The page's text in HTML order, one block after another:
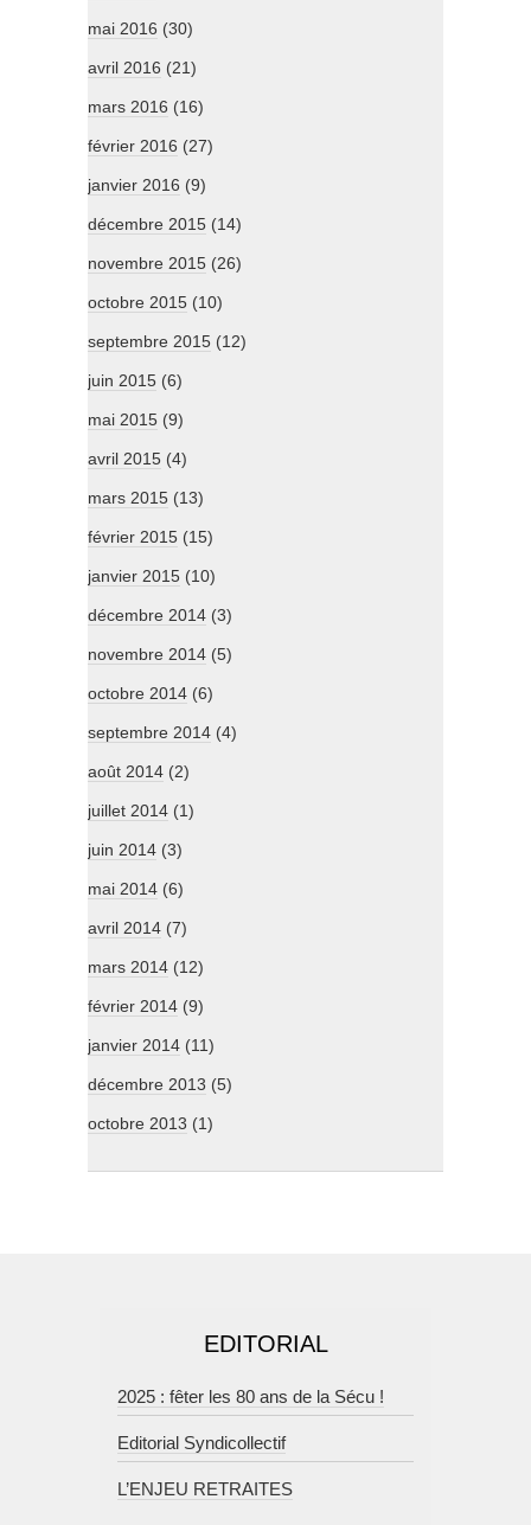
mai 2016 (30)
avril 2016 (21)
mars 2016 (16)
février 2016 (27)
janvier 2016 (9)
décembre 2015 (14)
novembre 2015 (26)
octobre 2015 (10)
septembre 2015 (12)
juin 2015 (6)
mai 2015 (9)
avril 2015 (4)
mars 2015 (13)
février 2015 (15)
janvier 2015 (10)
décembre 2014 (3)
novembre 2014 (5)
octobre 2014 (6)
septembre 2014 (4)
août 2014 (2)
juillet 2014 (1)
juin 2014 (3)
mai 2014 (6)
avril 2014 (7)
mars 2014 (12)
février 2014 (9)
janvier 2014 (11)
décembre 2013 (5)
octobre 2013 (1)
EDITORIAL
2025 : fêter les 80 ans de la Sécu !
Editorial Syndicollectif
L’ENJEU RETRAITES